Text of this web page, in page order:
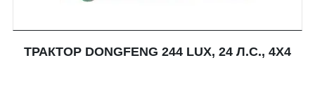
ТРАКТОР DONGFENG 244 LUX, 24 Л.С., 4X4